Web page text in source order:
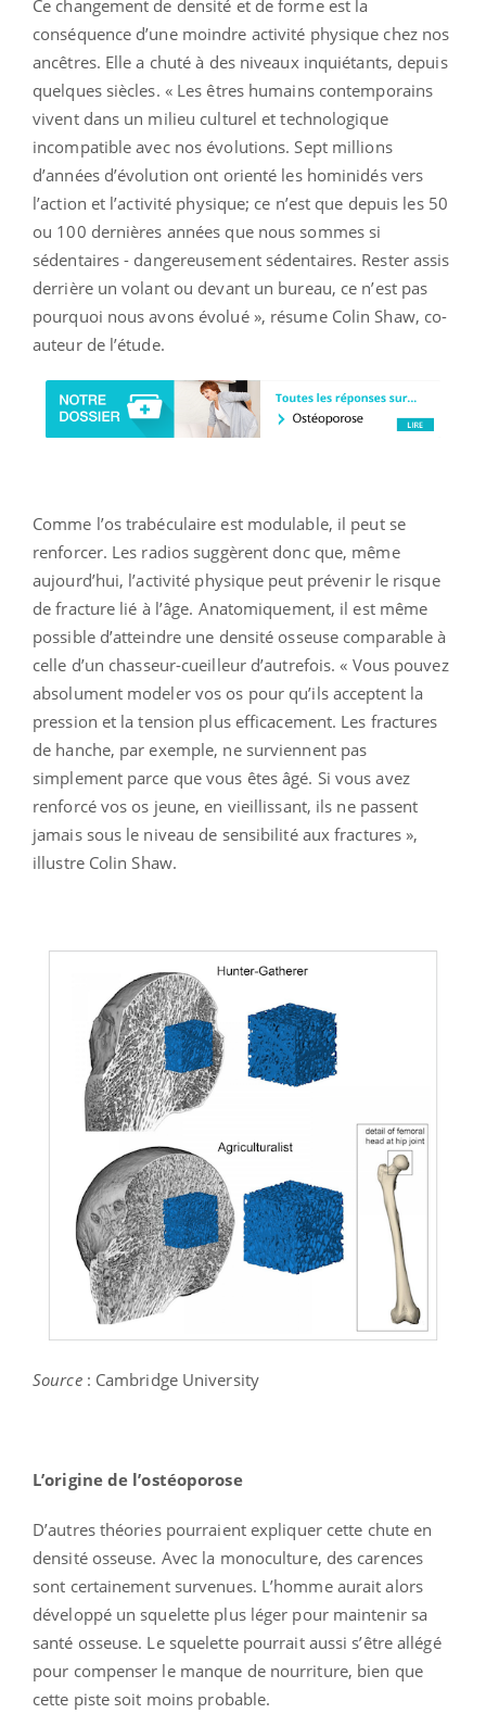
Ce changement de densité et de forme est la
conséquence d’une moindre activité physique chez nos
ancêtres. Elle a chuté à des niveaux inquiétants, depuis
quelques siècles. « Les êtres humains contemporains
vivent dans un milieu culturel et technologique
incompatible avec nos évolutions. Sept millions
d’années d’évolution ont orienté les hominidés vers
l’action et l’activité physique; ce n’est que depuis les 50
ou 100 dernières années que nous sommes si
sédentaires - dangereusement sédentaires. Rester assis
derrière un volant ou devant un bureau, ce n’est pas
pourquoi nous avons évolué », résume Colin Shaw, co-
auteur de l’étude.
Comme l’os trabéculaire est modulable, il peut se
renforcer. Les radios suggèrent donc que, même
aujourd’hui, l’activité physique peut prévenir le risque
de fracture lié à l’âge. Anatomiquement, il est même
possible d’atteindre une densité osseuse comparable à
celle d’un chasseur-cueilleur d’autrefois. « Vous pouvez
absolument modeler vos os pour qu’ils acceptent la
pression et la tension plus efficacement. Les fractures
de hanche, par exemple, ne surviennent pas
simplement parce que vous êtes âgé. Si vous avez
renforcé vos os jeune, en vieillissant, ils ne passent
jamais sous le niveau de sensibilité aux fractures »,
illustre Colin Shaw.
Source : Cambridge University
L’origine de l’ostéoporose
D’autres théories pourraient expliquer cette chute en
densité osseuse. Avec la monoculture, des carences
sont certainement survenues. L’homme aurait alors
développé un squelette plus léger pour maintenir sa
santé osseuse. Le squelette pourrait aussi s’être allégé
pour compenser le manque de nourriture, bien que
cette piste soit moins probable.